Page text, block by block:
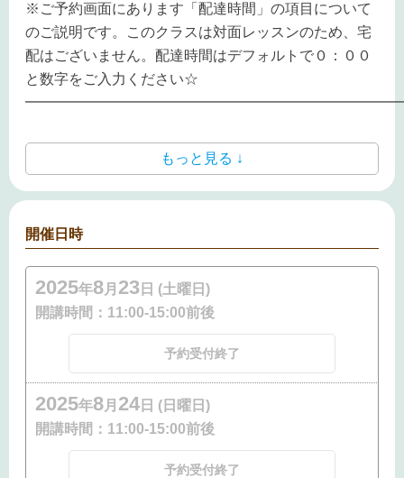
※ご予約画面にあります「配達時間」の項目について
のご説明です。このクラスは対面レッスンのため、宅
配はございません。配達時間はデフォルトで０：００
と数字をご入力ください☆
もっと見る ↓
開催日時
2025年8月 23 日 (土曜日)
開講時間： 11:00-15:00前後
予約受付終了
2025年8月 24 日 (日曜日)
開講時間： 11:00-15:00前後
予約受付終了